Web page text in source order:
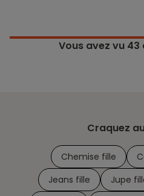
Vous avez vu 43
Craquez
Chemise fille
Jeans fille
Jupe